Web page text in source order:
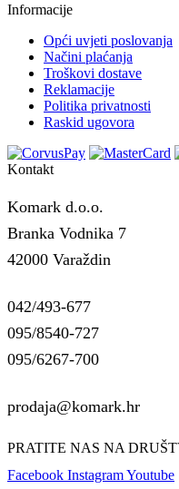
Informacije
Opći uvjeti poslovanja
Načini plaćanja
Troškovi dostave
Reklamacije
Politika privatnosti
Raskid ugovora
Kontakt
Komark d.o.o.
Branka Vodnika 7
42000 Varaždin
042/493-677
095/8540-727
095/6267-700
prodaja@komark.hr
PRATITE NAS NA
Facebook InstagramYoutube